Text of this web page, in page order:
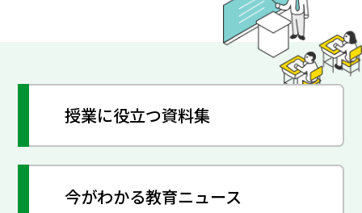
授業に役立つ資料集
今がわかる教育ニュース